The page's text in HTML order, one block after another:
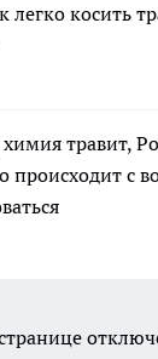
легко косить
травит,
происходит с